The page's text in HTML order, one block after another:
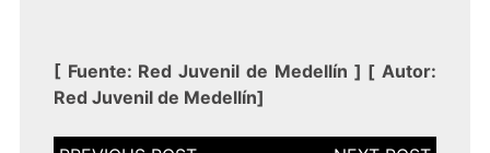
[ Fuente: Red Juvenil de Medellín ] [Autor:
Red Juvenil de Medellín]
Navegación